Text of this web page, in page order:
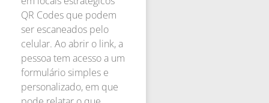
QR Codes que podem
ser escaneados pelo
celular. Ao abrir o link, a
pessoa tem acesso a um
formulário simples e
personalizado, em que